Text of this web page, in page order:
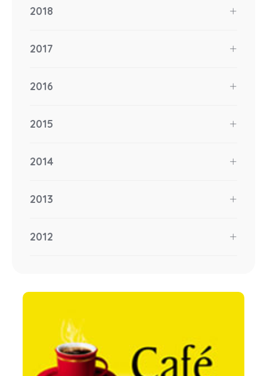
2018
2017
2016
2015
2014
2013
2012